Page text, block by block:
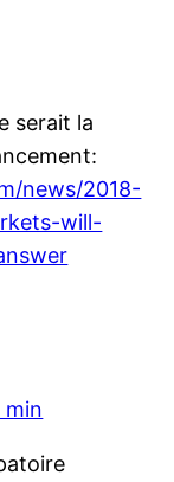
serait la
news/2018-
will-
min